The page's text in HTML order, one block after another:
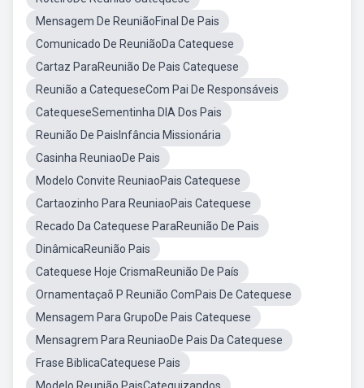
Mensagem De ReuniãoFinal De Pais
Comunicado De ReuniãoDa Catequese
Cartaz ParaReunião De Pais Catequese
Reunião a CatequeseCom Pai De Responsáveis
CatequeseSementinha DIA Dos Pais
Reunião De PaisInfância Missionária
Casinha ReuniaoDe Pais
Modelo Convite ReuniaoPais Catequese
Cartaozinho Para ReuniaoPais Catequese
Recado Da Catequese ParaReunião De Pais
DinâmicaReunião Pais
Catequese Hoje CrismaReunião De País
Ornamentaçaõ P Reunião ComPais De Catequese
Mensagem Para GrupoDe Pais Catequese
Mensagrem Para ReuniaoDe Pais Da Catequese
Frase BiblicaCatequese Pais